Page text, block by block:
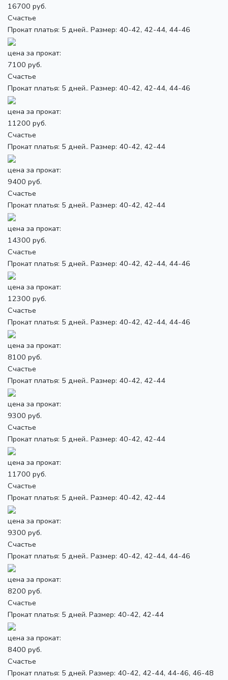
16700 руб.
Счастье
Прокат платья: 5 дней.. Размер: 40-42, 42-44, 44-46
цена за прокат:
7100 руб.
Счастье
Прокат платья: 5 дней.. Размер: 40-42, 42-44, 44-46
цена за прокат:
11200 руб.
Счастье
Прокат платья: 5 дней.. Размер: 40-42, 42-44
цена за прокат:
9400 руб.
Счастье
Прокат платья: 5 дней.. Размер: 40-42, 42-44
цена за прокат:
14300 руб.
Счастье
Прокат платья: 5 дней.. Размер: 40-42, 42-44, 44-46
цена за прокат:
12300 руб.
Счастье
Прокат платья: 5 дней.. Размер: 40-42, 42-44, 44-46
цена за прокат:
8100 руб.
Счастье
Прокат платья: 5 дней.. Размер: 40-42, 42-44
цена за прокат:
9300 руб.
Счастье
Прокат платья: 5 дней.. Размер: 40-42, 42-44
цена за прокат:
11700 руб.
Счастье
Прокат платья: 5 дней.. Размер: 40-42, 42-44
цена за прокат:
9300 руб.
Счастье
Прокат платья: 5 дней.. Размер: 40-42, 42-44, 44-46
цена за прокат:
8200 руб.
Счастье
Прокат платья: 5 дней. Размер: 40-42, 42-44
цена за прокат:
8400 руб.
Счастье
Прокат платья: 5 дней. Размер: 40-42, 42-44, 44-46, 46-48